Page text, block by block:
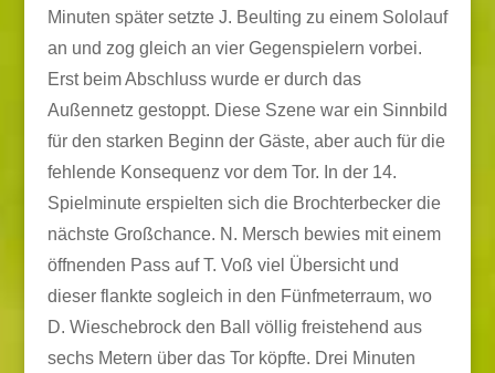
Minuten später setzte J. Beulting zu einem Sololauf
an und zog gleich an vier Gegenspielern vorbei.
Erst beim Abschluss wurde er durch das
Außennetz gestoppt. Diese Szene war ein Sinnbild
für den starken Beginn der Gäste, aber auch für die
fehlende Konsequenz vor dem Tor. In der 14.
Spielminute erspielten sich die Brochterbecker die
nächste Großchance. N. Mersch bewies mit einem
öffnenden Pass auf T. Voß viel Übersicht und
dieser flankte sogleich in den Fünfmeterraum, wo
D. Wieschebrock den Ball völlig freistehend aus
sechs Metern über das Tor köpfte. Drei Minuten